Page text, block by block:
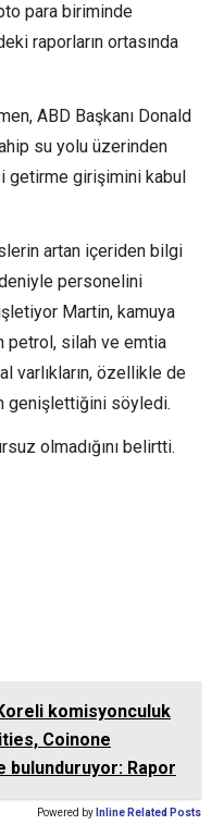
para biriminde
raporların ortasında
ABD Başkanı Donald
su yolu üzerinden
getirme girişimini kabul
artan içeriden bilgi
personelini
Martin, kamuya
petrol, silah ve emtia
varlıkların, özellikle de
genişlettiğini söyledi.
olmadığını belirtti.
komisyonculuk
Coinone
bulunduruyor: Rapor
Powered by Inline Related Posts